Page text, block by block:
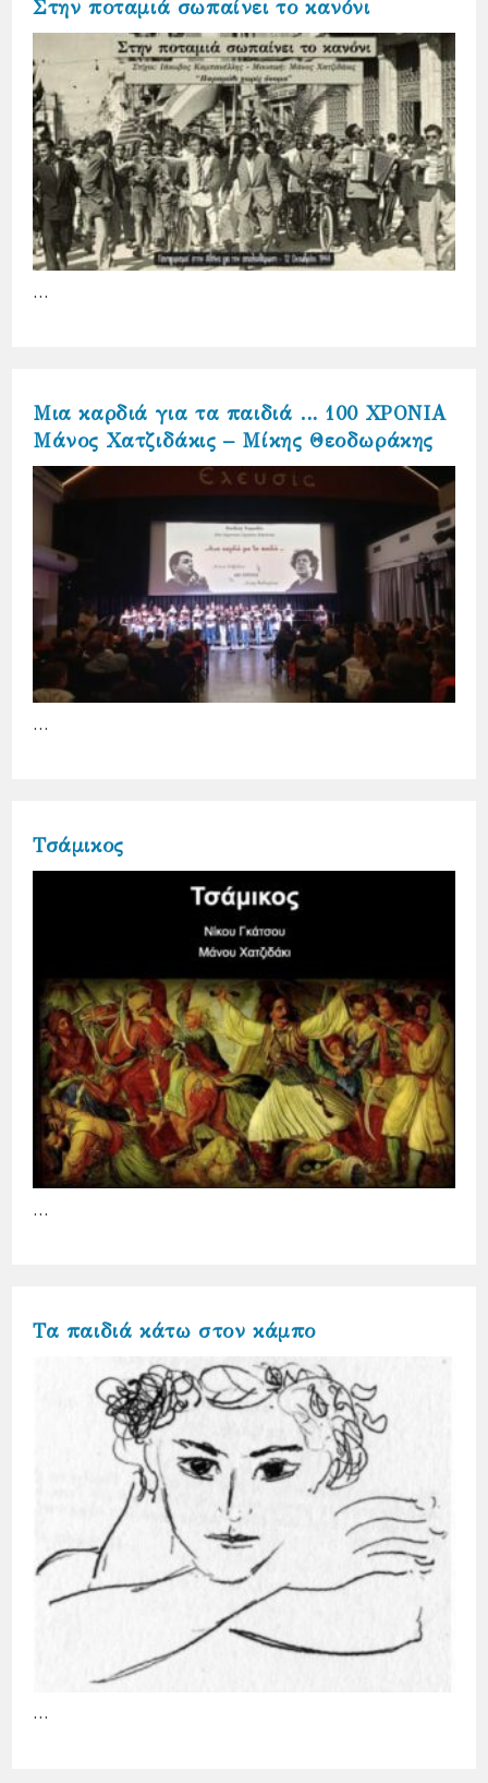
Στην ποταμιά σωπαίνει το κανόνι
…
Μια καρδιά για τα παιδιά … 100 ΧΡΟΝΙΑ
Μάνος Χατζιδάκις – Μίκης Θεοδωράκης
…
Τσάμικος
…
Τα παιδιά κάτω στον κάμπο
…